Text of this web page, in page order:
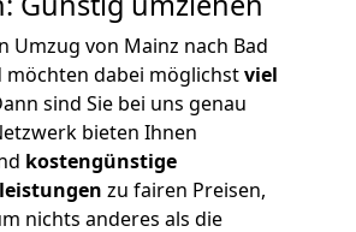
Umzug von Mainz nach Bad
möchten dabei möglichstviel
sind Sie bei uns genau
bieten Ihnen
kostengünstige
zu fairen Preisen,
nichts anderes als die